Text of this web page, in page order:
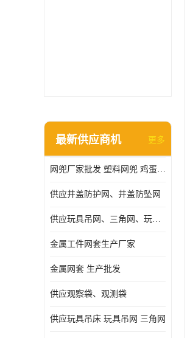
最新供应商机 更多
网兜厂家批发 塑料网兜 鸡蛋网兜
供应井盖防护网、井盖防坠网
供应玩具吊网、三角网、玩具吊床
金属工件网套生产厂家
金属网套 生产批发
供应观察袋、观测袋
供应玩具吊床 玩具吊网 三角网